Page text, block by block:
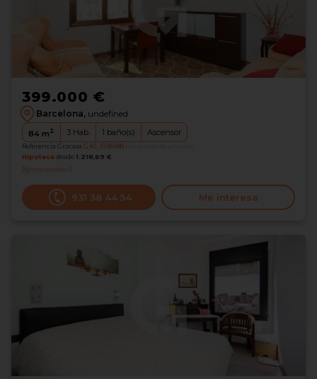
399.000 €
Barcelona, undefined
84 m2 3 Hab. 1 baño(s) Ascensor
Referencia Grocasa G40_1598488
Hipoteca desde 1.218,69 €
Interesados0
931 38 44 54 Me interesa